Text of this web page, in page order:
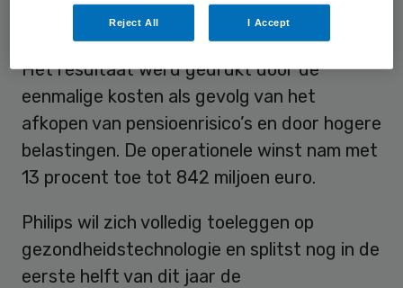
nettoverlies van 39 miljoen euro, tegen een
winst van 134 miljoen euro een jaar eerder.
Het resultaat werd gedrukt door de
eenmalige kosten als gevolg van het
afkopen van pensioenrisico’s en door hogere
belastingen. De operationele winst nam met
13 procent toe tot 842 miljoen euro.
Philips wil zich volledig toeleggen op
gezondheidstechnologie en splitst nog in de
eerste helft van dit jaar de
Reject All I Accept